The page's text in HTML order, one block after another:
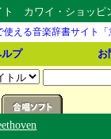
ト カワイ・ショッ
使える音楽辞書サイト
プ お